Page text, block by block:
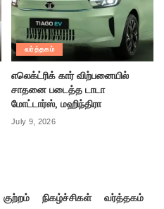
வர்த்தகம்
எலெக்ட்ரிக் கார் விற்பனையில்
சாதனை படைத்த டாடா
மோட்டார்ஸ், மஹிந்திரா
July 9, 2026
குற்றம் நிகழ்ச்சிகள் வர்த்தகம்